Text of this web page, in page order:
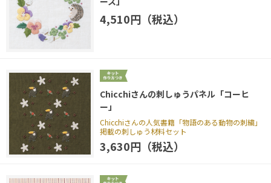
4,510円（税込）
Chicchiさんの刺しゅうパネル「コーヒ
ー」
Chicchiさんの人気書籍「物語のある動物の刺繍」
掲載の刺しゅう材料セット
3,630円（税込）